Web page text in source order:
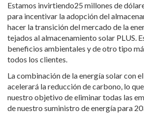
Estamos invirtiendo25 millones de
para incentivar la adopción del
hacer la transición del mercado de la
tejados al almacenamiento solar PLUS.
beneficios ambientales y de otro tipo
todos los clientes.
La combinación de la energía solar con
acelerará la reducción de carbono, lo
nuestro objetivo de eliminar todas las
de nuestro suministro de energía para